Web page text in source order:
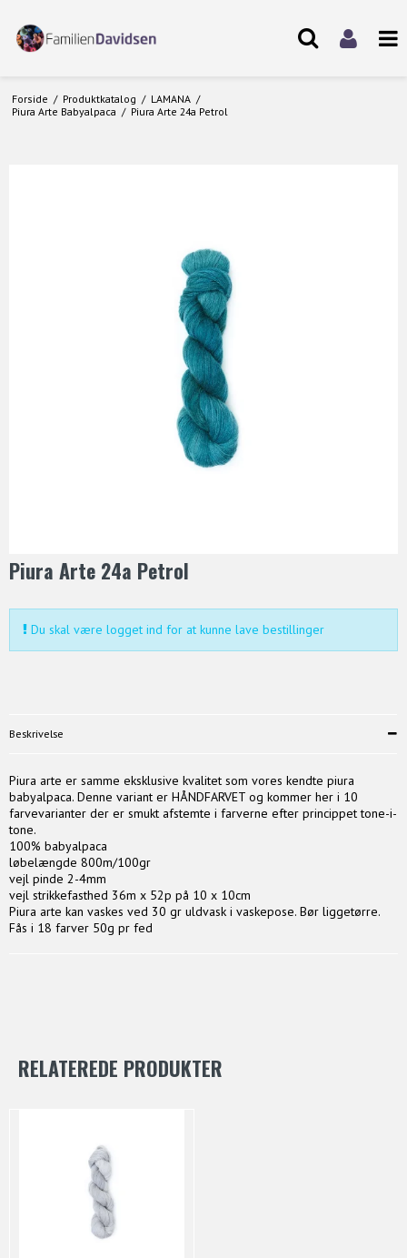
Forside / Produktkatalog / LAMANA /
Piura Arte Babyalpaca / Piura Arte 24a Petrol
Piura Arte 24a Petrol
Du skal være logget ind for at kunne lave bestillinger
Beskrivelse
Piura arte er samme eksklusive kvalitet som vores kendte piura
babyalpaca. Denne variant er HÅNDFARVET og kommer her i 10
farvevarianter der er smukt afstemte i farverne efter princippet tone-i-
tone.
100% babyalpaca
løbelængde 800m/100gr
vejl pinde 2-4mm
vejl strikkefasthed 36m x 52p på 10 x 10cm
Piura arte kan vaskes ved 30 gr uldvask i vaskepose. Bør liggetørre.
Fås i 18 farver 50g pr fed
RELATEREDE PRODUKTER